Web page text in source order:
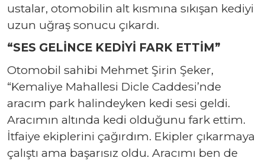
ustalar, otomobilin alt kısmına sıkışan kediyi
uzun uğraş sonucu çıkardı.
“SES GELİNCE KEDİYİ FARK ETTİM”
Otomobil sahibi Mehmet Şirin Şeker,
“Kemaliye Mahallesi Dicle Caddesi’nde
aracım park halindeyken kedi sesi geldi.
Aracımın altında kedi olduğunu fark ettim.
İtfaiye ekiplerini çağırdım. Ekipler çıkarmaya
çalıştı ama başarısız oldu. Aracımı ben de